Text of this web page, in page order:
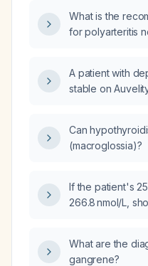
What is the
for polyarteritis
A patient with
stable on
anxiety now
the next
Can
(macroglossia)?
If the patient's
266.8 nmol/L,
What are the
gangrene?